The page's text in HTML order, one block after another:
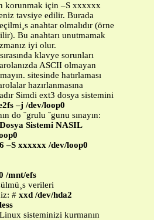
korunmak için –S xxxxxx
tavsiye edilir. Burada
anahtar olmalıdır (örne
Bu anahtarı unutmamak
iyi olur.
klavye sorunları
ASCII olmayan
sitesinde hatırlaması
hazırlanmasına
Simdi ext3 dosya sistemini
–j /dev/loop0
do ˘grulu ˘gunu sınayın:
Sistemi NASIL
–S xxxxxx /dev/loop0
/mnt/efs
verileri
# xxd /dev/hda2
sisteminizi kurmanın